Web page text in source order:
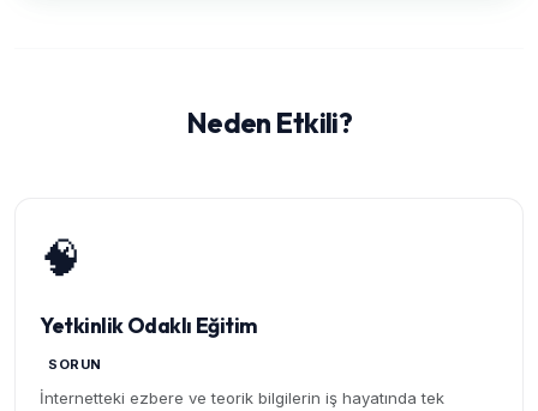
Neden Etkili?
🧠
Yetkinlik Odaklı Eğitim
SORUN
İnternetteki ezbere ve teorik bilgilerin iş hayatında tek